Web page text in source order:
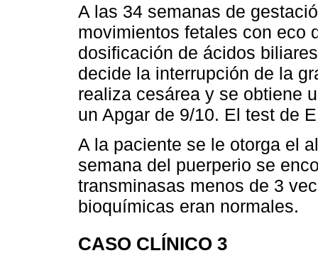
A las 34 semanas de
movimientos fetales con eco
dosificación de ácidos
decide la interrupción de la
realiza cesárea y se obtiene
un Apgar de 9/10. El test de
A la paciente se le otorga el
semana del puerperio se
transminasas menos de 3
bioquímicas eran normales.
CASO CLÍNICO 3